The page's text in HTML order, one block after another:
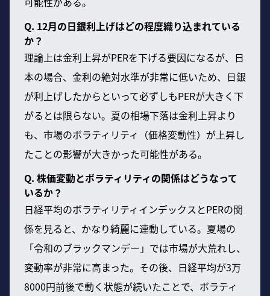
Q. 12月の日銀利上げはどの程度織り込まれている
か？
理論上は金利上昇がPERを下げる要因になるが、日
本の場合、金利の絶対水準が非常に低いため、日銀
が利上げしたからといって必ずしもPERが大きく下
がるとは限らない。夏の相場下落は金利上昇より
も、市場のボラティリティ（価格変動性）が上昇し
たことの影響が大きかった可能性がある。
Q. 株価変動とボラティリティの関係はどうなって
いるか？
日経平均のボラティリティインデックスとPERの関
係を見ると、かなり綺麗に連動している。夏場の
「令和のブラックマンデー」では市場が大荒れし、
変動率が非常に高まった。その後、日経平均が3万
8000円前後で動く状態が続いたことで、ボラティ